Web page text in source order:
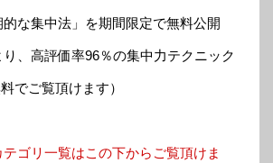
的な集中法」を期間限定で無料公開
、高評価率96％の集中力テクニック
でご覧頂けます）
ゴリ一覧はこの下からご覧頂けま